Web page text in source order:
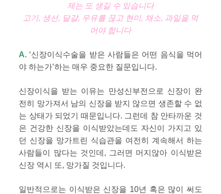
제는 또 생길 수 있습니다
고기, 생선, 달걀, 우유를 끊고 현미, 채소, 과일을 먹
어야 합니다
A. ‘신장이식수술을 받은 사람들은 어떤 음식을 먹어
야 하는가’하는 매우 중요한 질문입니다.
신장이식을 받는 이유는 만성신부전으로 신장이 완
전히 망가져서 남의 신장을 받지 않으면 생존할 수 없
는 상태가 되었기 때문입니다. 그런데 참 안타까운 것
은 건강한 신장을 이식받았는데도 자신이 가지고 있
던 신장을 망가트린 식습관을 여전히 계속해서 하는
사람들이 많다는 것인데, 그러면 머지않아 이식받은
신장 역시 또, 망가질 것입니다.
일반적으로는 이식받은 신장을 10년 혹은 많이 써도